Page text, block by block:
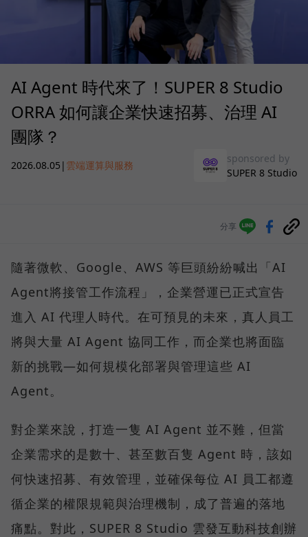
AI Agent 時代來了！SUPER 8 Studio
ORRA 如何讓企業快速招募、治理 AI
團隊？
2026.08.05 | 雲端運算與服務
sponsored by
SUPER 8 Studio
分享
隨著微軟、Google、AWS 等巨頭紛紛喊出「AI
Agent將接管工作流程」，企業營運已正式宣告
進入 AI 代理人時代。在可預見的未來，真人員工
將與大量 AI Agent 協同工作，而企業也將面臨
新的挑戰—如何規模化部署與管理這些 AI
Agent。
對企業來說，打造一隻 AI Agent 並不難，但當
企業需求的是數十、甚至數百隻 Agent 時，該如
何快速招募、有效管理，並確保每位 AI 員工都遵
循企業的權限規範與治理機制，成了普遍的落地
痛點。對此，SUPER 8 Studio 雲發互動科技創辦